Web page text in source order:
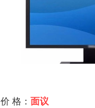
价 格： 面议